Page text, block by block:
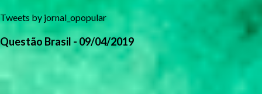
Tweets by jornal_opopular
Questão Brasil - 09/04/2019